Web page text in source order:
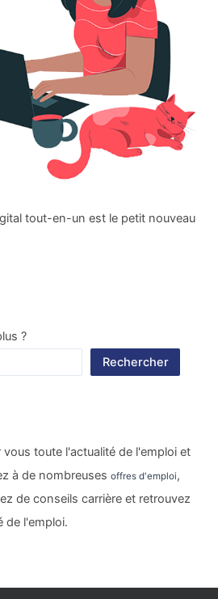
tout-en-un est le petit nouveau
?
Rechercher
toute l'actualité de l'emploi et
à de nombreuses offres d'emploi,
de conseils carrière et retrouvez
de l'emploi.